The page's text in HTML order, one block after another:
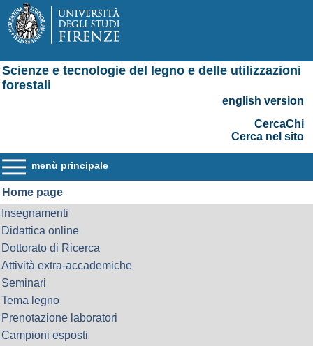
Scienze e tecnologie del legno e delle utilizzazioni
forestali
english version
CercaChi
Cerca nel sito
menù principale
Home page
Insegnamenti
Didattica online
Dottorato di Ricerca
Attività extra-accademiche
Seminari
Tema legno
Prenotazione laboratori
Campioni esposti